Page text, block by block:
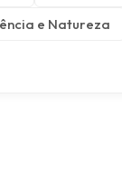
e Natureza